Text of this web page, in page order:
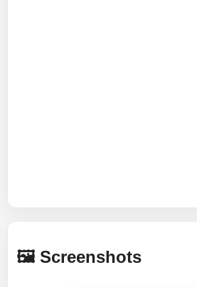
🖼️ Screenshots